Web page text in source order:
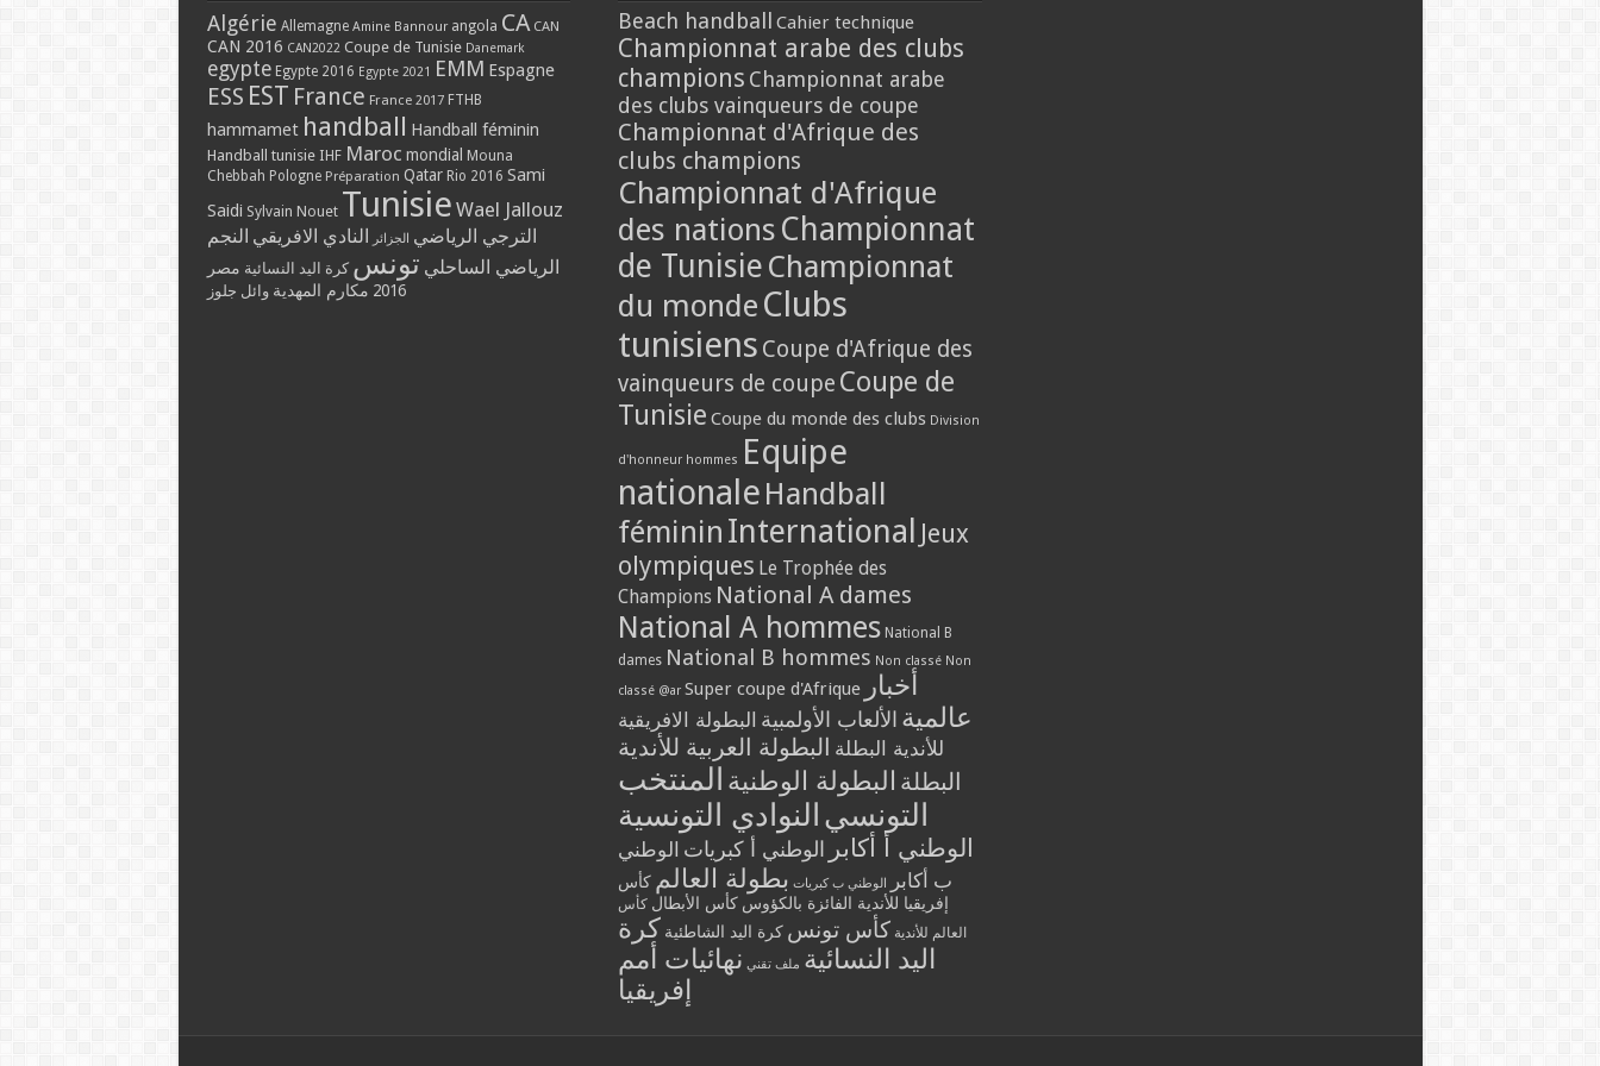
Algérie Allemagne Amine Bannour angola CA CAN
CAN 2016 CAN2022 Coupe de Tunisie Danemark
egypte Egypte 2016 Egypte 2021 EMM Espagne
ESS EST France France 2017 FTHB
hammamet handball Handball féminin
Handball tunisie IHF Maroc mondial Mouna
Chebbah Pologne Préparation Qatar Rio 2016 Sami
Saidi Sylvain Nouet Tunisie Wael Jallouz
الترجي الرياضي الجزائر النادي الافريقي النجم
الرياضي الساحلي تونس كرة اليد النسائية مصر
2016 مكارم المهدية وائل جلوز
Beach handball Cahier technique
Championnat arabe des clubs
champions Championnat arabe
des clubs vainqueurs de coupe
Championnat d'Afrique des
clubs champions
Championnat d'Afrique
des nations Championnat
de Tunisie Championnat
du monde Clubs
tunisiens Coupe d'Afrique des
vainqueurs de coupe Coupe de
Tunisie Coupe du monde des clubs Division
d'honneur hommes Equipe
nationale Handball
féminin International Jeux
olympiques Le Trophée des
Champions National A dames
National A hommes National B
dames National B hommes Non classé Non
classé @ar Super coupe d'Afrique أخبار
عالمية الألعاب الأولمبية البطولة الافريقية
للأندية البطلة البطولة العربية للأندية
البطلة البطولة الوطنية المنتخب
التونسي النوادي التونسية
الوطني أ أكابر الوطني أ كبريات الوطني
ب أكابر
الوطني ب كبريات بطولة العالم كأس
إفريقيا للأندية الفائزة بالكؤوس كأس الأبطال كأس
العالم للأندية كأس تونس كرة اليد الشاطئية كرة
اليد النسائية ملف تقني نهائيات أمم
إفريقيا